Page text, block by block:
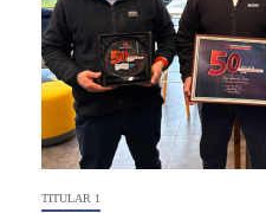
TITULAR 1